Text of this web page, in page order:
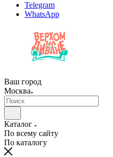
Telegram
WhatsApp
Ваш город
Москва
Каталог
По всему сайту
По каталогу